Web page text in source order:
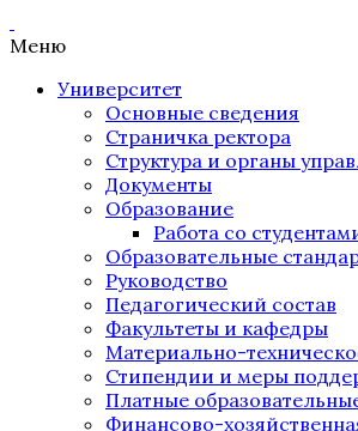
Меню
Университет
Основные сведения
Страничка ректора
Структура и органы
Документы
Образование
Работа со
Образовательные
Руководство
Педагогический состав
Факультеты и кафедры
Материально-
Стипендии и меры
Платные
Финансово-